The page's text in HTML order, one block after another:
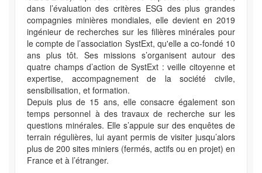
dans l’évaluation des critères ESG des plus grandes
compagnies minières mondiales, elle devient en 2019
ingénieur de recherches sur les filières minérales pour
le compte de l’association SystExt, qu'elle a co-fondé 10
ans plus tôt. Ses missions s’organisent autour des
quatre champs d’action de SystExt : veille citoyenne et
expertise, accompagnement de la société civile,
sensibilisation, et formation.
Depuis plus de 15 ans, elle consacre également son
temps personnel à des travaux de recherche sur les
questions minérales. Elle s’appuie sur des enquêtes de
terrain régulières, lui ayant permis de visiter jusqu’alors
plus de 200 sites miniers (fermés, actifs ou en projet) en
France et à l’étranger.